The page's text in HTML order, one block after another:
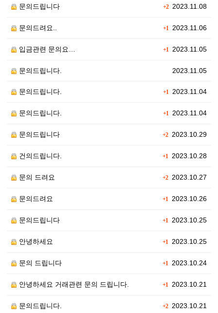
+22023.11.08
문의드립니다
+1 2023.11.06
문의드려요..
+1 2023.11.05
입금관련 문의요…
2023.11.05
문의드립니다.
+1 2023.11.04
문의드립니다.
+1 2023.11.04
문의드립니다.
+22023.10.29
문의드립니다
+1 2023.10.28
건의드립니다.
+22023.10.27
문의 드려요
+1 2023.10.26
문의드려요
+1 2023.10.25
문의드립니다
+1 2023.10.25
안녕하세요
+1 2023.10.24
문의 드립니다
+1 2023.10.21
안녕하세요 거래관련 문의 드립니다.
+22023.10.21
문의드립니다.